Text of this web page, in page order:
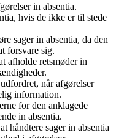
in absentia.
hvis de ikke er til stede
sager in absentia, da den
forsvare sig.
afholde retsmøder in
når afgørelser
information.
for den anklagede
in absentia.
håndtere sager in absentia